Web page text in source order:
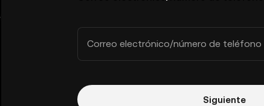
Correo electrónico/número de teléfono
Siguiente